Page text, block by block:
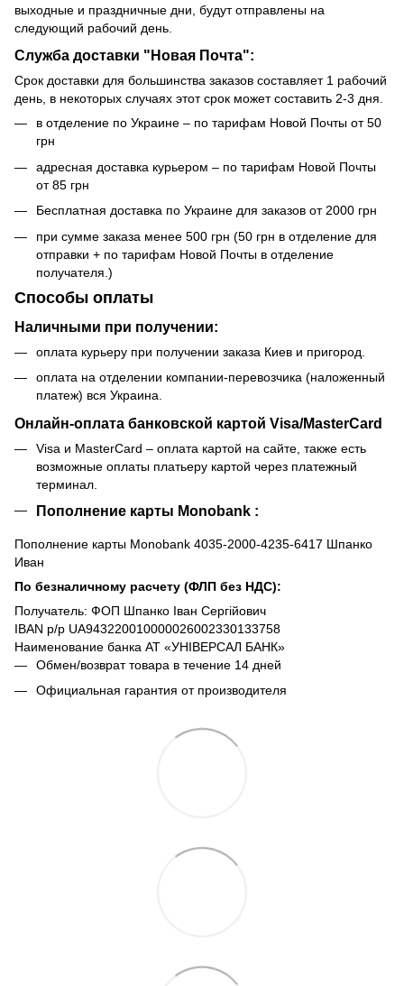
выходные и праздничные дни, будут отправлены на
следующий рабочий день.
Служба доставки "Новая Почта":
Срок доставки для большинства заказов составляет 1 рабочий
день, в некоторых случаях этот срок может составить 2-3 дня.
в отделение по Украине – по тарифам Новой Почты от 50
грн
адресная доставка курьером – по тарифам Новой Почты
от 85 грн
Бесплатная доставка по Украине для заказов от 2000 грн
при сумме заказа менее 500 грн (50 грн в отделение для
отправки + по тарифам Новой Почты в отделение
получателя.)
Способы оплаты
Наличными при получении:
оплата курьеру при получении заказа Киев и пригород.
оплата на отделении компании-перевозчика (наложенный
платеж) вся Украина.
Онлайн-оплата банковской картой Visa/MasterCard
Visa и MasterCard – оплата картой на сайте, также есть
возможные оплаты платьеру картой через платежный
терминал.
Пополнение карты Monobank :
Пополнение карты Monobank 4035-2000-4235-6417 Шпанко
Иван
По безналичному расчету (ФЛП без НДС):
Получатель: ФОП Шпанко Іван Сергійович
IBAN р/р UA943220010000026002330133758
Наименование банка АТ «УНІВЕРСАЛ БАНК»
Обмен/возврат товара в течение 14 дней
Официальная гарантия от производителя